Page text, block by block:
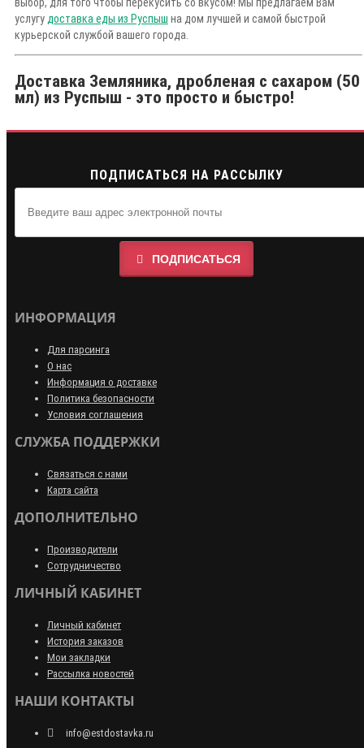
услугу доставка еды из Руспыш на дом лучшей и самой быстрой
курьерской службой вашего города.
Доставка Земляника, дробленая с сахаром (50
мл) из Руспыш - это просто и быстро!
ПОДПИСАТЬСЯ НА РАССЫЛКУ
ПОДПИСАТЬСЯ
ИНФОРМАЦИЯ
Для парсинга
О нас
Информация о доставке
Политика безопасности
Условия соглашения
СЛУЖБА ПОДДЕРЖКИ
Связаться с нами
Карта сайта
ДОПОЛНИТЕЛЬНО
Производители
Сотрудничество
ЛИЧНЫЙ КАБИНЕТ
Личный кабинет
История заказов
Мои закладки
Рассылка новостей
НАШИ КОНТАКТЫ
info@estdostavka.ru